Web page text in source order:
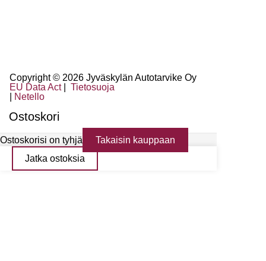
Copyright © 2026 Jyväskylän Autotarvike Oy
EU Data Act|
Tietosuoja
Netello
Ostoskori
Ostoskorisi on tyhjä
Takaisin kauppaan
Jatka ostoksia